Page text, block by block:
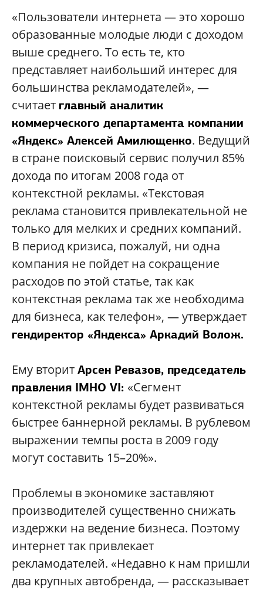
«Пользователи интернета — это хорошо
образованные молодые люди с доходом
выше среднего. То есть те, кто
представляет наибольший интерес для
большинства рекламодателей», —
считает главный аналитик
коммерческого департамента компании
«Яндекс» Алексей Амилющенко. Ведущий
в стране поисковый сервис получил 85%
дохода по итогам 2008 года от
контекстной рекламы. «Текстовая
реклама становится привлекательной не
только для мелких и средних компаний.
В период кризиса, пожалуй, ни одна
компания не пойдет на сокращение
расходов по этой статье, так как
контекстная реклама так же необходима
для бизнеса, как телефон», — утверждает
гендиректор «Яндекса» Аркадий Волож.
Ему вторитАрсен Ревазов, председатель
правления IMHO VI: «Сегмент
контекстной рекламы будет развиваться
быстрее баннерной рекламы. В рублевом
выражении темпы роста в 2009 году
могут составить 15–20%».
Проблемы в экономике заставляют
производителей существенно снижать
издержки на ведение бизнеса. Поэтому
интернет так привлекает
рекламодателей. «Недавно к нам пришли
два крупных автобренда, — рассказывает